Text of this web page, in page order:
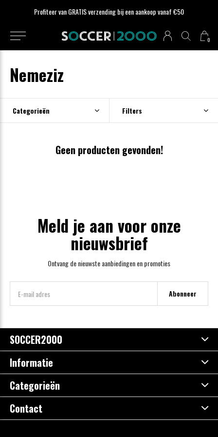
0
Profiteer van GRATIS verzending bij een aankoop vanaf €50
Nemeziz
Categorieën Filters
Geen producten gevonden!
Meld je aan voor onze
nieuwsbrief
Ontvang de nieuwste aanbiedingen en promoties
Abonneer
SOCCER2000
Informatie
Categorieën
Contact